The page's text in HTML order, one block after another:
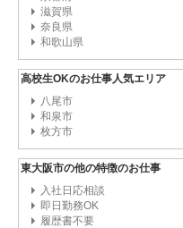
滋賀県
奈良県
和歌山県
高校生OKのお仕事人気エリア
八尾市
和泉市
枚方市
東大阪市の他の特徴のお仕事
入社日応相談
即日勤務OK
履歴書不要